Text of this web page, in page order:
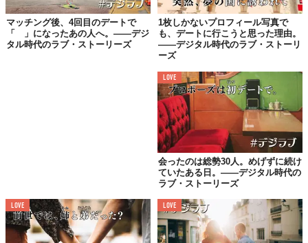
お互い全然気付かずに付き合ってしまって、
実家に連れてってもらったときに初めてわかりました。
ヒモになりたいって言われたw
NO NAME（35歳/女性/経営者/Pairs）
マッチング後、4回目のデートで
「 」になったあの人へ。——デジ
タル時代のラブ・ストーリーズ
1枚しかないプロフィール写真で
も、デートに行こうと思った理由。
——デジタル時代のラブ・ストーリ
ーズ
LOVE
会ったのは総勢30人。めげずに続け
ていたある日。——デジタル時代の
ラブ・ストーリーズ
LOVE LOVE